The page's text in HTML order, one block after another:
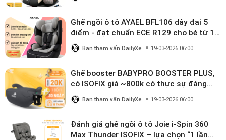
Ghế ngồi ô tô AYAEL BFL106 dây đai 5
điểm - đạt chuẩn ECE R129 cho bé từ 1–
10 tuổi
Ban tham vấn DailyXe 19-03-2026 06:00
Ghế booster BABYPRO BOOSTER PLUS,
có ISOFIX giá ~800k có thực sự đáng
mua?
Ban tham vấn DailyXe 19-03-2026 06:00
Đánh giá ghế ngồi ô tô Joie i-Spin 360
Max Thunder ISOFIX – lựa chọn “1 lần